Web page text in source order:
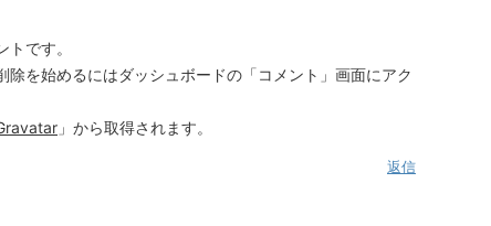
です。
除を始めるにはダッシュボードの「コメント」画面にアク
」から取得されます。
返信